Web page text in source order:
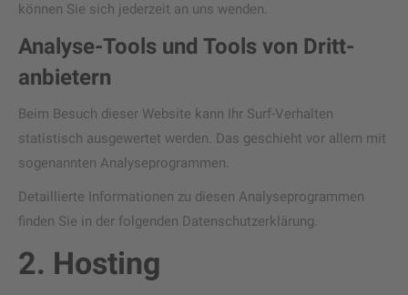
können Sie sich jederzeit an uns wenden.
Analyse-Tools und Tools von Dritt­
anbietern
Beim Besuch dieser Website kann Ihr Surf-Verhalten
statistisch ausgewertet werden. Das geschieht vor allem mit
sogenannten Analyseprogrammen.
Detaillierte Informationen zu diesen Analyseprogrammen
finden Sie in der folgenden Datenschutzerklärung.
2. Hosting